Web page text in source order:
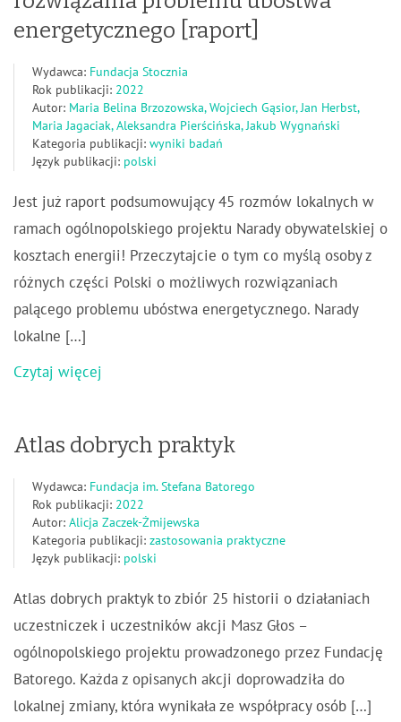
energetycznego [raport]
Wydawca: Fundacja Stocznia
Rok publikacji: 2022
Autor: Maria Belina Brzozowska, Wojciech Gąsior, Jan Herbst,
Maria Jagaciak, Aleksandra Pierścińska, Jakub Wygnański
Kategoria publikacji: wyniki badań
Język publikacji: polski
Jest już raport podsumowujący 45 rozmów lokalnych w
ramach ogólnopolskiego projektu Narady obywatelskiej o
kosztach energii! Przeczytajcie o tym co myślą osoby z
różnych części Polski o możliwych rozwiązaniach
palącego problemu ubóstwa energetycznego. Narady
lokalne […]
Czytaj więcej
Atlas dobrych praktyk
Wydawca: Fundacja im. Stefana Batorego
Rok publikacji: 2022
Autor: Alicja Zaczek-Żmijewska
Kategoria publikacji: zastosowania praktyczne
Język publikacji: polski
Atlas dobrych praktyk to zbiór 25 historii o działaniach
uczestniczek i uczestników akcji Masz Głos –
ogólnopolskiego projektu prowadzonego przez Fundację
Batorego. Każda z opisanych akcji doprowadziła do
lokalnej zmiany, która wynikała ze współpracy osób […]